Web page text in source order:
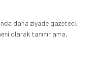
daha ziyade gazeteci,
olarak tanınır ama,